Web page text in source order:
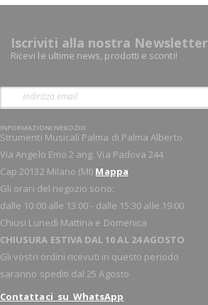
Iscriviti alla nostra Newsletter
Ricevi le ultime news, prodotti e sconti!
INFORMAZIONI NEGOZIO
Strumenti Musicali Palma di Palma Alberto
Via Angelo Emo 2 ang. Via Padova 244
Cap 20132 Milano (MI) Mappa
Gli orari del negozio sono:
dalle 10:00 alle 13:00 - dalle 15:30 alle 19:00
Chiusi Lunedì Mattina e Domenica
CHIUSURA ESTIVA DAL 10 AL 24 AGOSTO
Gli vostri ordini ricevuti in questo periodo
saranno spediti dal 25 Agosto
Contattaci su WhatsApp